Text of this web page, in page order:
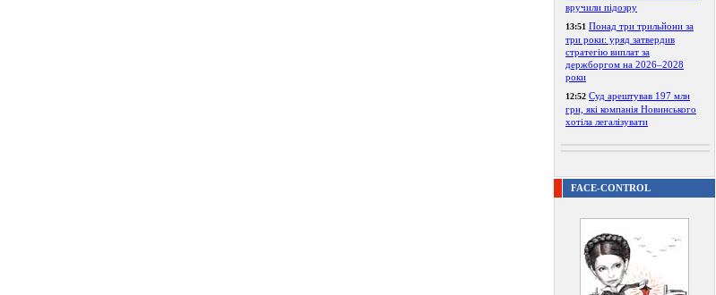
вручили підозру
13:51 Понад три трильйони за
три роки: уряд затвердив
стратегію виплат за
держборгом на 2026–2028
роки
12:52 Суд арештував 197 млн
грн, які компанія Новинського
хотіла легалізувати
FACE-CONTROL